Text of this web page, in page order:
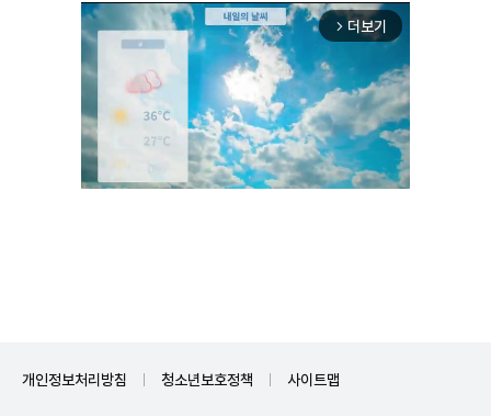
arrow_forward_ios 더보기
개인정보처리방침 청소년보호정책 사이트맵